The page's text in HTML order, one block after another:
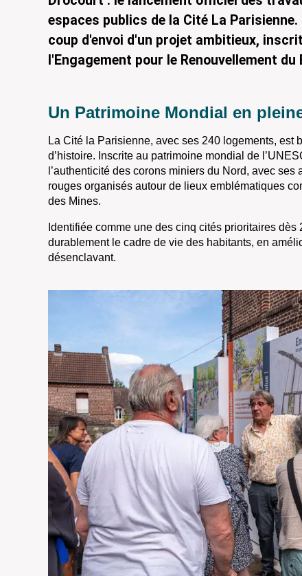
espaces publics de la Cité La
coup d'envoi d'un projet ambitieux,
l'Engagement pour le Renouvellement
Un Patrimoine Mondial en
La Cité la Parisienne, avec ses 240 logements, est
d’histoire. Inscrite au patrimoine mondial de
l’authenticité des corons miniers du Nord, avec ses
rouges organisés autour de lieux emblématiques
des Mines.
Identifiée comme une des cinq cités prioritaires dès
durablement le cadre de vie des habitants, en
désenclavant.